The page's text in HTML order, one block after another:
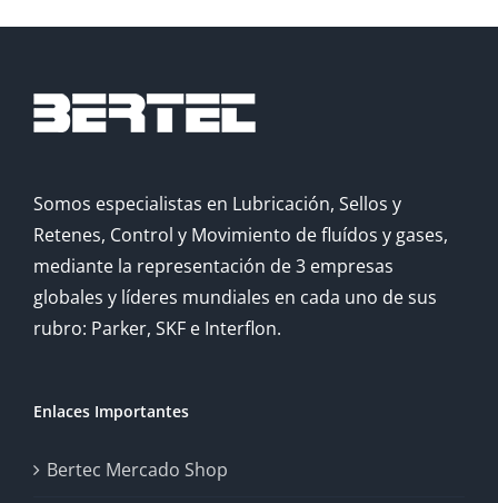
Somos especialistas en Lubricación, Sellos y
Retenes, Control y Movimiento de fluídos y gases,
mediante la representación de 3 empresas
globales y líderes mundiales en cada uno de sus
rubro: Parker, SKF e Interflon.
Enlaces Importantes
Bertec Mercado Shop